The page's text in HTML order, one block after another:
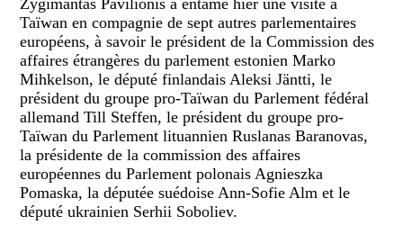
Žygimantas Pavilionis a entamé hier une visite à
Taïwan en compagnie de sept autres parlementaires
européens, à savoir le président de la Commission des
affaires étrangères du parlement estonien Marko
Mihkelson, le député finlandais Aleksi Jäntti, le
président du groupe pro-Taïwan du Parlement fédéral
allemand Till Steffen, le président du groupe pro-
Taïwan du Parlement lituannien Ruslanas Baranovas,
la présidente de la commission des affaires
européennes du Parlement polonais Agnieszka
Pomaska, la députée suédoise Ann-Sofie Alm et le
député ukrainien Serhii Soboliev.